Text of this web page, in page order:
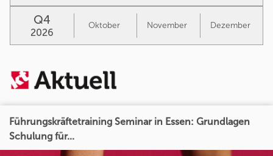
Führungskräftetraining Seminar in Essen: Grundlagen
Schulung für...
Q4
2026
Oktober November Dezember